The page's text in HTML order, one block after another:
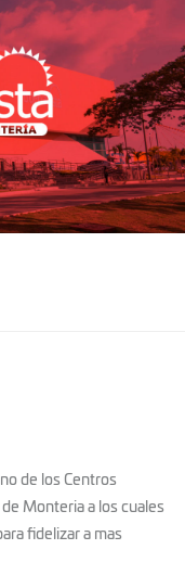
de los Centros
Monteria a los cuales
fidelizar a mas